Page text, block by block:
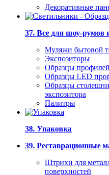
Декоративные
37. Все для шоу-румов
Муляжи бытовой
Экспозиторы
Образцы профилей
Образцы LED
Образцы
экспозитора
Палитры
38. Упаковка
39. Реставрационные
Штрихи для
поверхностей